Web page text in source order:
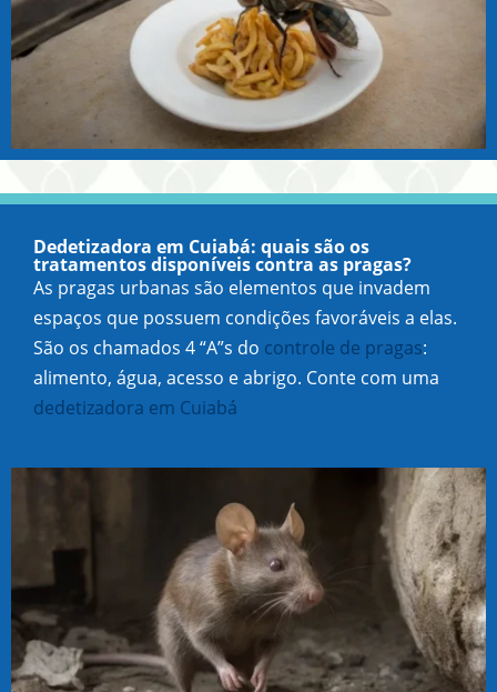
Dedetizadora em Cuiabá: quais são os
tratamentos disponíveis contra as pragas?
As pragas urbanas são elementos que invadem
espaços que possuem condições favoráveis a elas.
São os chamados 4 “A”s do controle de pragas:
alimento, água, acesso e abrigo. Conte com uma
dedetizadora em Cuiabá